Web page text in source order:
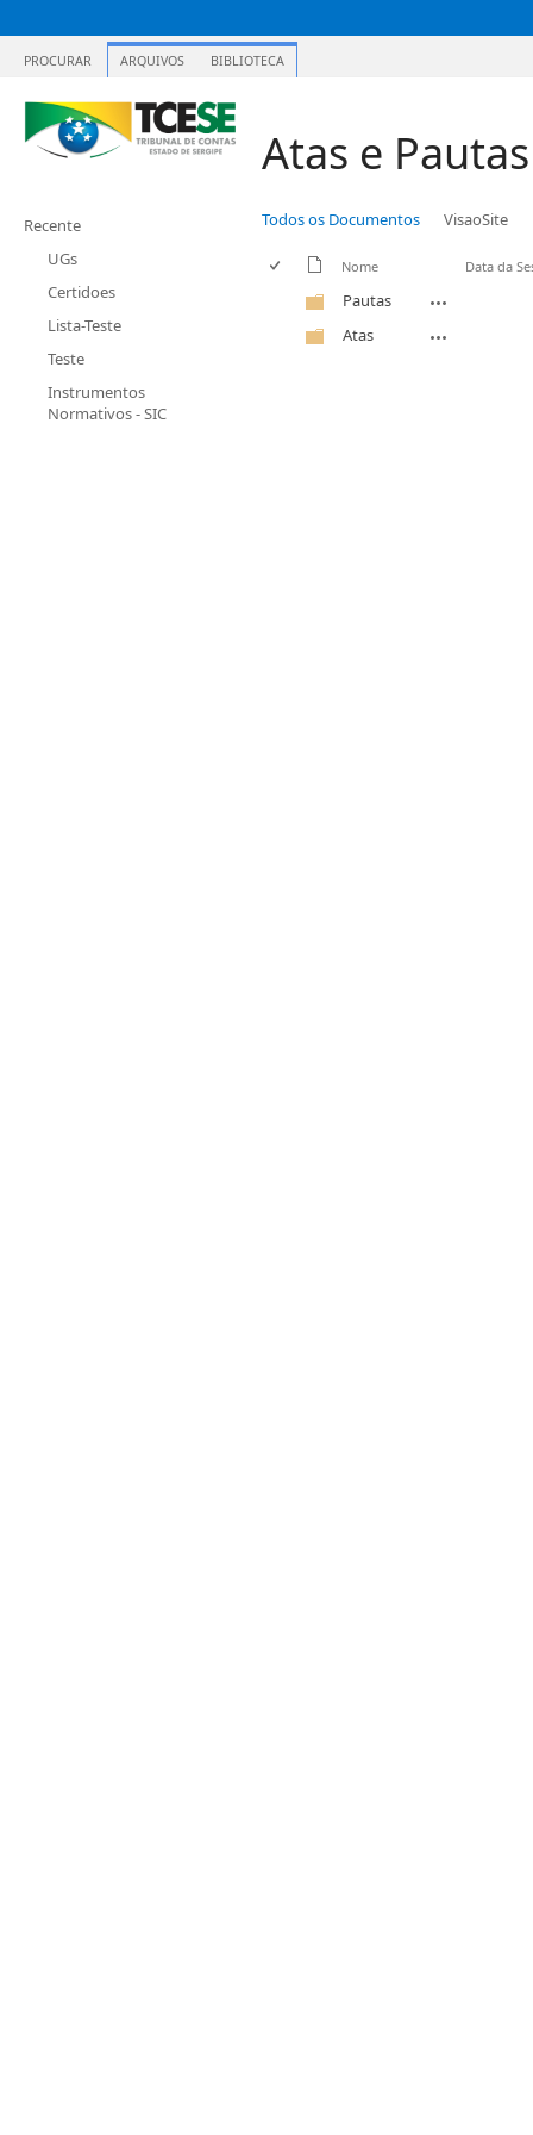
PROCURAR ARQUIVOS BIBLIOTECA
Atas e Pautas
Recente
UGs
Certidoes
Lista-Teste
Teste
Instrumentos
Normativos - SIC
Todos os Documentos VisaoSite
Nome Data da
Pautas
Atas